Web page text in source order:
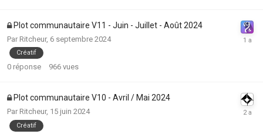
Plot communautaire V11 - Juin - Juillet - Août 2024
Par Ritcheur, 6 septembre 2024
Créatif
0 réponse 966 vues
Plot communautaire V10 - Avril / Mai 2024
Par Ritcheur, 15 juin 2024
Créatif